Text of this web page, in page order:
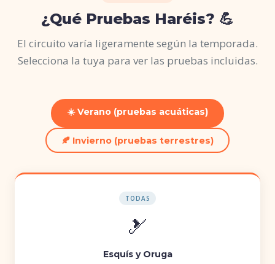
¿Qué Pruebas Haréis? 💪
El circuito varía ligeramente según la temporada.
Selecciona la tuya para ver las pruebas incluidas.
☀️ Verano (pruebas acuáticas)
🍂 Invierno (pruebas terrestres)
TODAS
🎿
Esquís y Oruga